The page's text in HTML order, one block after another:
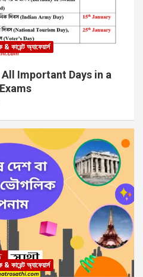
& কারেন্ট অ্যাফেয়ার্স
Important Days in a
& কারেন্ট অ্যাফেয়ার্স